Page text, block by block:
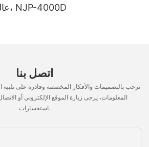
عالية الدقة والموثوقية، NJP-4000D
اتصل بنا
نرحب بالتصميمات والأفكار المخصصة وقادرة على تلبية
المعلومات، يرجى زيارة الموقع الإلكتروني أو
استفسارات.